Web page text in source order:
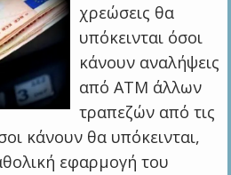
χρεώσεις θα
υπόκεινται όσοι
κάνουν αναλήψεις
από ΑΤΜ άλλων
τραπεζών από τις
κάνουν θα υπόκεινται,
εφαρμογή του